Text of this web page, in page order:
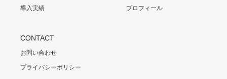
導入実績 プロフィール
CONTACT
お問い合わせ
プライバシーポリシー